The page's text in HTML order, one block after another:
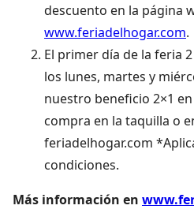
descuento en la página
www.feriadelhogar.com.
El primer día de la feria
los lunes, martes y
nuestro beneficio 2×1
compra en la taquilla o
feriadelhogar.com
condiciones.
Más información en